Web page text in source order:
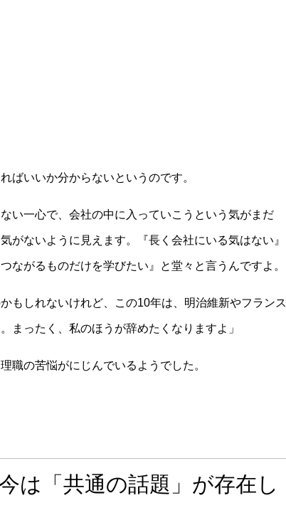
ばいいか分からないというのです。
い一心で、会社の中に入っていこうという気がまだ
がないように見えます。『長く会社にいる気はない』
ながるものだけを学びたい』と堂々と言うんですよ。
もしれないけれど、この10年は、明治維新やフランス
まったく、私のほうが辞めたくなりますよ」
職の苦悩がにじんでいるようでした。
は「共通の話題」が存在し